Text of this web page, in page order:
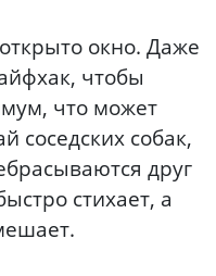
окно. Даже
чтобы
что может
соседских собак,
друг
стихает, а